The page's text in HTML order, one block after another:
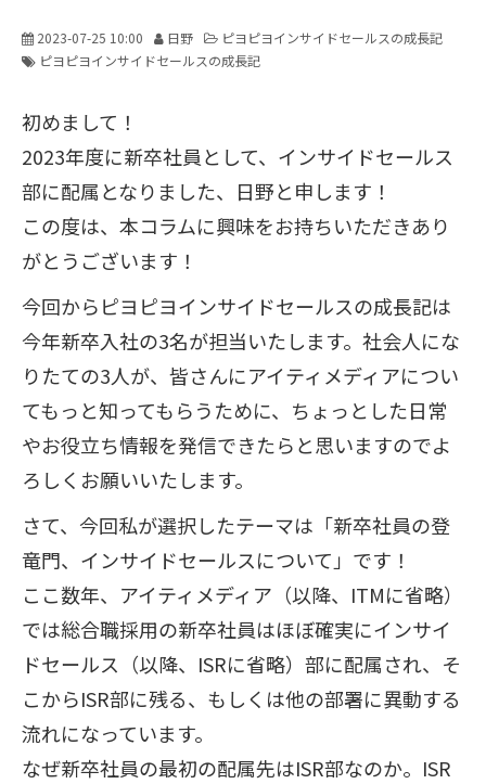
2023-07-25 10:00 日野
ピヨピヨインサイドセールスの成長記
ピヨピヨインサイドセールスの成長記
初めまして！
2023年度に新卒社員として、インサイドセールス
部に配属となりました、日野と申します！
この度は、本コラムに興味をお持ちいただきあり
がとうございます！
今回からピヨピヨインサイドセールスの成長記は
今年新卒入社の3名が担当いたします。社会人にな
りたての3人が、皆さんにアイティメディアについ
てもっと知ってもらうために、ちょっとした日常
やお役立ち情報を発信できたらと思いますのでよ
ろしくお願いいたします。
さて、今回私が選択したテーマは「新卒社員の登
竜門、インサイドセールスについて」です！
ここ数年、アイティメディア（以降、ITMに省略）
では総合職採用の新卒社員はほぼ確実にインサイ
ドセールス（以降、ISRに省略）部に配属され、そ
こからISR部に残る、もしくは他の部署に異動する
流れになっています。
なぜ新卒社員の最初の配属先はISR部なのか。ISR